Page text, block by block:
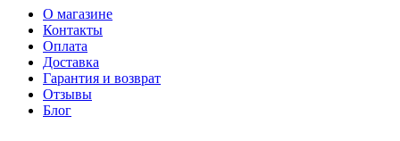
О магазине
Контакты
Оплата
Доставка
Гарантия и возврат
Отзывы
Блог